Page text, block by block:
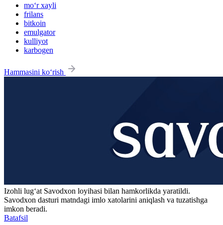
mo‘r xayli
frilans
bitkoin
emulgator
kulliyot
karbogen
Hammasini ko‘rish
Izohli lugʻat Savodxon loyihasi bilan hamkorlikda yaratildi.
Savodxon dasturi matndagi imlo xatolarini aniqlash va tuzatishga
imkon beradi.
Batafsil